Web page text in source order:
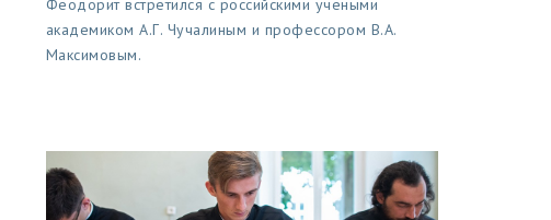
Феодорит встретился с российскими учеными
академиком А.Г. Чучалиным и профессором В.А.
Максимовым.